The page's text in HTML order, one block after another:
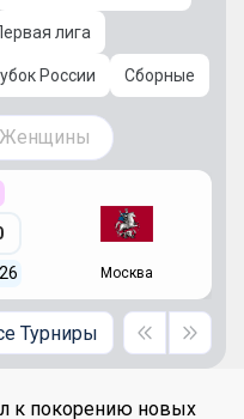
лига
России Сборные
Женщины
Москва
Турниры
к покорению новых